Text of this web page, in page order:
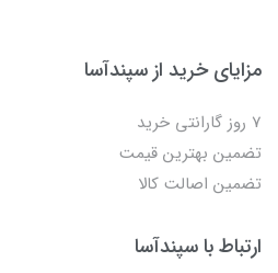
مزایای خرید از سپندآسا
7 روز گارانتی خرید
تضمین بهترین قیمت
تضمین اصالت کالا
ارتباط با سپندآسا